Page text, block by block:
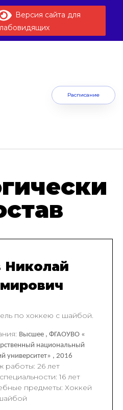
Версия сайта для
Расписание
Николай
по хоккею с шайбой.
Высшее , ФГАОУВО «
национальный
университет» , 2016
работы: 26 лет
16 лет
предметы: Хоккей